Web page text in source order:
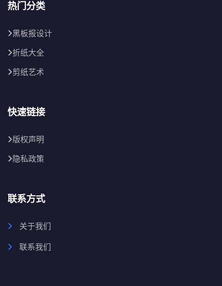
热门分类
黑板报设计
折纸大全
剪纸艺术
快速链接
版权声明
隐私政策
联系方式
关于我们
联系我们